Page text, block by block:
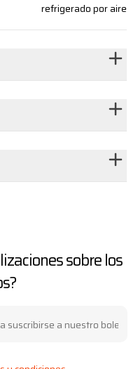
refrigerado por aire
sobre los